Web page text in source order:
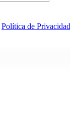
Política de